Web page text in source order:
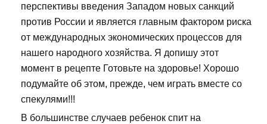
перспективы введения Западом новых санкций
против России и является главным фактором риска
от международных экономических процессов для
нашего народного хозяйства. Я допишу этот
момент в рецепте Готовьте на здоровье! Хорошо
подумайте об этом, прежде, чем играть вместе со
спекулями!!!
В большинстве случаев ребенок спит на